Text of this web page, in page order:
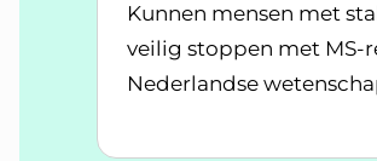
Kunnen mensen met
veilig stoppen met MS-
Nederlandse
Lees meer over